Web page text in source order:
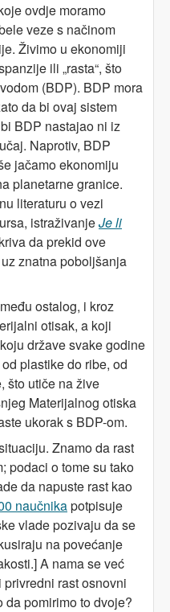
ovdje moramo
veze s načinom
Živimo u ekonomiji
ili „rasta“, što
(BDP). BDP mora
da bi ovaj sistem
BDP nastajao ni iz
Naprotiv, BDP
jačamo ekonomiju
planetarne granice.
literaturu o vezi
istraživanjeJe li
da prekid ove
znatna poboljšanja
ostalog, i kroz
otisak, a koji
države svake godine
plastike do ribe, od
što utiče na žive
Materijalnog otiska
ukorak s BDP-om.
Znamo da rast
podaci o tome su tako
da napuste rast kao
naučnikapotpisuje
vlade pozivaju da se
na povećanje
A nama se već
rast osnovni
pomirimo to dvoje?